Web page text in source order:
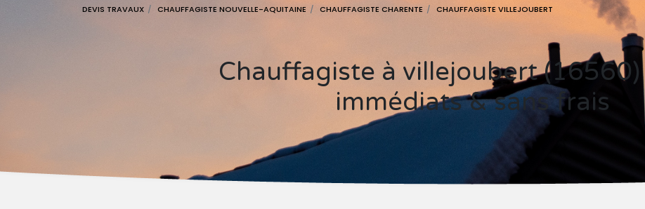
DEVIS TRAVAUX CHAUFFAGISTE NOUVELLE-AQUITAINE CHAUFFAGISTE CHARENTE CHAUFFAGISTE VILLEJOUBERT
Chauffagiste à villejoubert (16560) - devis
immédiats & sans frais